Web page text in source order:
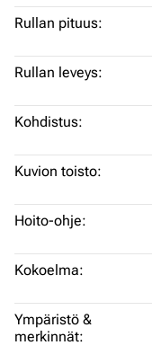
Rullan pituus:
Rullan leveys:
Kohdistus:
Kuvion toisto:
Hoito-ohje:
Kokoelma:
Ympäristö &
merkinnät: